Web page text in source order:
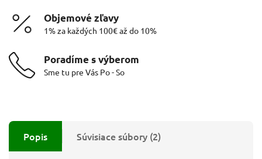
Objemové zľavy
1% za každých 100€ až do 10%
Poradíme s výberom
Sme tu pre Vás Po - So
Popis Súvisiace súbory (2)